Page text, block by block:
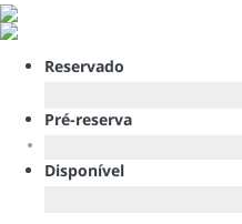
Reservado
Pré-reserva
Disponível